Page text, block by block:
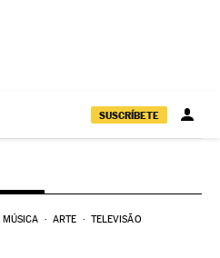
SUSCRÍBETE
MÚSICA ARTE TELEVISÃO